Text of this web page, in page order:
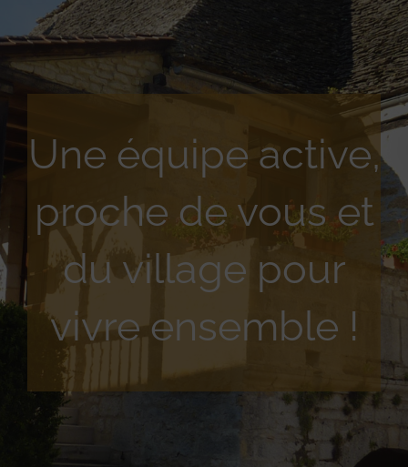
Une équipe active,
proche de vous et
du village pour
vivre ensemble !